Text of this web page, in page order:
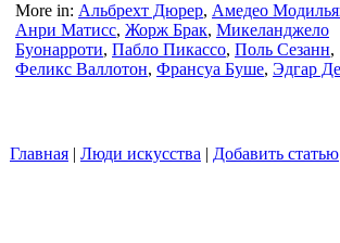
More in: Альбрехт Дюрер, Амедео
Анри Матисс, Жорж Брак, Микеланджело
Буонарроти, Пабло Пикассо, Поль Сезанн,
Феликс Валлотон, Франсуа Буше, Эдгар
Главная | Люди искусства | Добавить статью